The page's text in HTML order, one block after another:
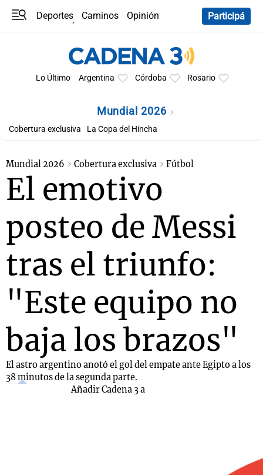
Deportes Caminos
Opinión
Participá
Lo Último Argentina Córdoba Rosario
Mundial 2026
Cobertura exclusiva La Copa del Hincha
Mundial 2026 Cobertura exclusiva Fútbol
El emotivo
posteo de Messi
tras el triunfo:
"Este equipo no
baja los brazos"
El astro argentino anotó el gol del empate ante Egipto a los
38 minutos de la segunda parte.
Añadir Cadena 3 a